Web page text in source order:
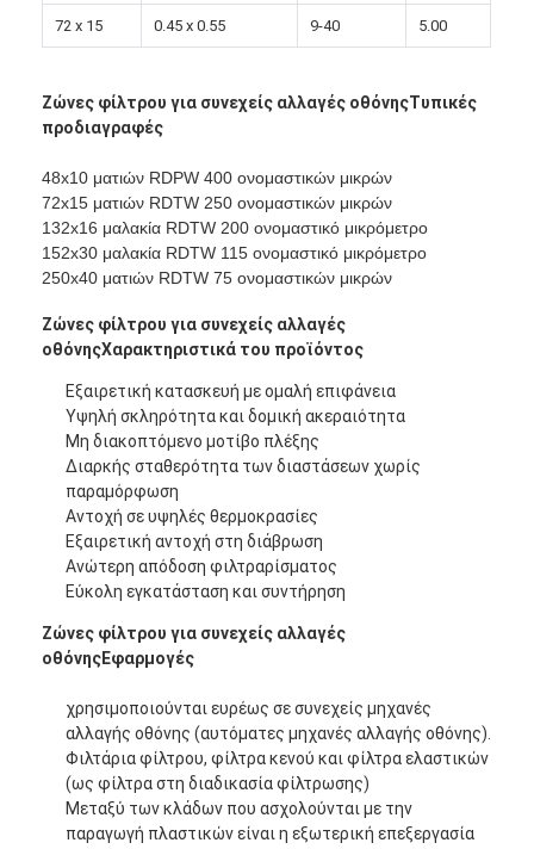
Χάλυβα από ανοξείδωτο χάλυβα
οθόνη φίλτρου εξωθητήρα
Συσκευή οθόνης εκχύλισης
Πλέγμα σχοινιών καλωδίων
Φράχτης παδέλ
Πλεκτό συρμάτινο πλέγμα
Κουτί από πέτρα
Αρχιτεκτονικό μεταλλικό πλέγμα
Οθόνη μυγών αλυσίδων αργιλίου
Φίλτρο οθόνης Johnson
φράκτης πλέγματος μετάλλων
Διχτυωτή Κυψέλη Μελισσών
72 x 15 0.45 x 0.55 9-40 5.00
Ζώνες φίλτρου για συνεχείς αλλαγές οθόνηςΤυπικές
προδιαγραφές
48x10 ματιών RDPW 400 ονομαστικών μικρών
72x15 ματιών RDTW 250 ονομαστικών μικρών
132x16 μαλακία RDTW 200 ονομαστικό μικρόμετρο
152x30 μαλακία RDTW 115 ονομαστικό μικρόμετρο
250x40 ματιών RDTW 75 ονομαστικών μικρών
Ζώνες φίλτρου για συνεχείς αλλαγές
οθόνηςΧαρακτηριστικά του προϊόντος
Εξαιρετική κατασκευή με ομαλή επιφάνεια
Υψηλή σκληρότητα και δομική ακεραιότητα
Μη διακοπτόμενο μοτίβο πλέξης
Διαρκής σταθερότητα των διαστάσεων χωρίς
παραμόρφωση
Αντοχή σε υψηλές θερμοκρασίες
Εξαιρετική αντοχή στη διάβρωση
Ανώτερη απόδοση φιλτραρίσματος
Εύκολη εγκατάσταση και συντήρηση
Ζώνες φίλτρου για συνεχείς αλλαγές
οθόνηςΕφαρμογές
χρησιμοποιούνται ευρέως σε συνεχείς μηχανές
αλλαγής οθόνης (αυτόματες μηχανές αλλαγής οθόνης).
Φιλτάρια φίλτρου, φίλτρα κενού και φίλτρα ελαστικών
(ως φίλτρα στη διαδικασία φίλτρωσης)
Μεταξύ των κλάδων που ασχολούνται με την
παραγωγή πλαστικών είναι η εξωτερική επεξεργασία